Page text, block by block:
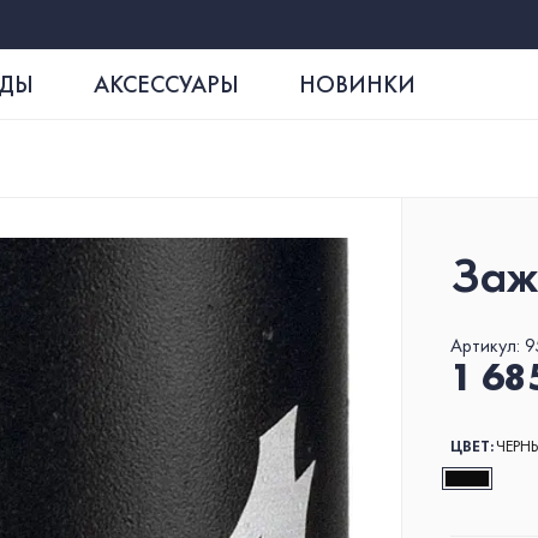
FOAM
ДЕКА SKIP BLADE
АКСЕССУАРЫ НОВИНКИ
Артикул:
1
ЦВЕТ: